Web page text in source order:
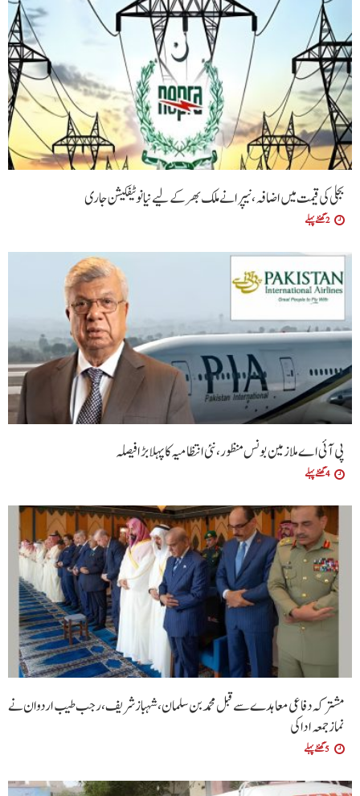
بجلی کی قیمت میں اضافہ، نیپرا نے ملک بھر کے لیے نیا نوٹیفکیشن جاری
2 گھنٹے پہلے
پی آئی اے ملازمین بونس منظور، نئی انتظامیہ کا پہلا بڑا فیصلہ
4 گھنٹے پہلے
مشترکہ دفاعی معاہدے سے قبل محمد بن سلمان، شہباز شریف ، رجب طیب اردوان نے
نماز جمعہ ادا کی
5 گھنٹے پہلے